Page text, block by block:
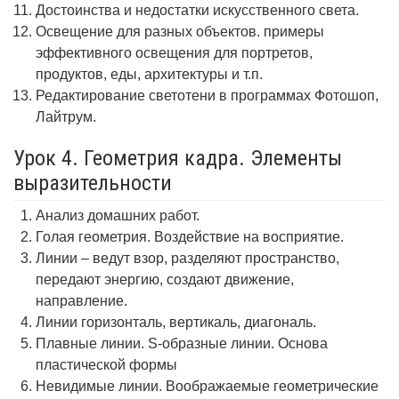
Достоинства и недостатки искусственного света.
Освещение для разных объектов. примеры
эффективного освещения для портретов,
продуктов, еды, архитектуры и т.п.
Редактирование светотени в программах Фотошоп,
Лайтрум.
Урок 4. Геометрия кадра. Элементы
выразительности
Анализ домашних работ.
Голая геометрия. Воздействие на восприятие.
Линии – ведут взор, разделяют пространство,
передают энергию, создают движение,
направление.
Линии горизонталь, вертикаль, диагональ.
Плавные линии. S-образные линии. Основа
пластической формы
Невидимые линии. Воображаемые геометрические